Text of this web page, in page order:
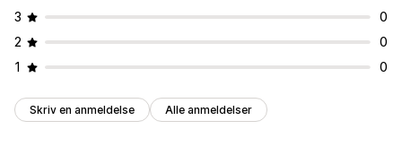
3
0
2
0
1
0
Skriv en anmeldelse Alle anmeldelser